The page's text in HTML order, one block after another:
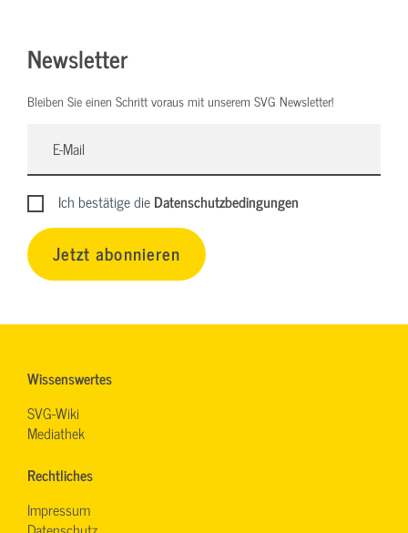
Newsletter
Bleiben Sie einen Schritt voraus mit unserem SVG Newsletter!
Ich bestätige dieDatenschutzbedingungen
Jetzt abonnieren
Wissenswertes
SVG-Wiki
Mediathek
Rechtliches
Impressum